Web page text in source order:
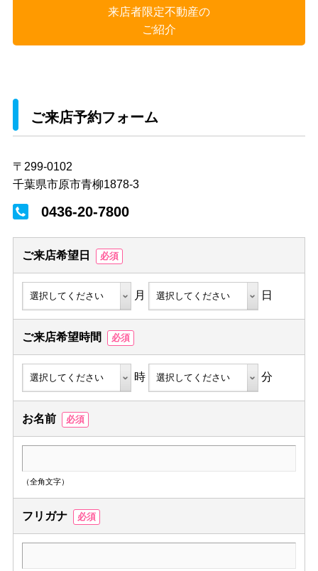
来店者限定不動産の
ご紹介
ご来店予約フォーム
〒299-0102
千葉県市原市青柳1878-3
0436-20-7800
ご来店希望日 必須
月 日
ご来店希望時間 必須
時 分
お名前 必須
（全角文字）
フリガナ 必須